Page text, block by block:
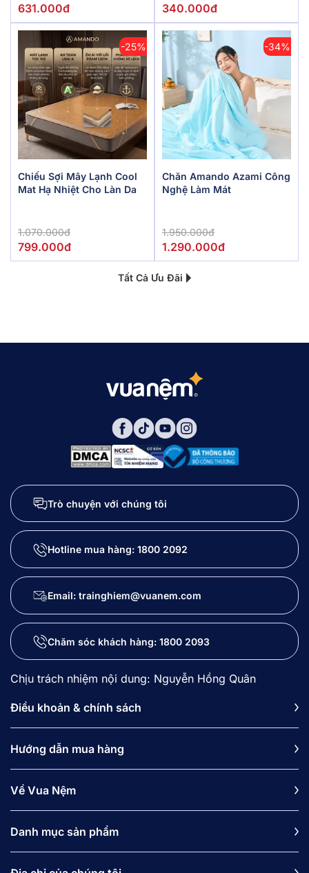
631.000đ 340.000đ
-25%
Chiếu Sợi Mây Lạnh Cool
Mat Hạ Nhiệt Cho Làn Da
1.070.000đ
799.000đ
-34%
Chăn Amando Azami Công
Nghệ Làm Mát
1.950.000đ
1.290.000đ
Tất Cả Ưu Đãi
Trò chuyện với chúng tôi
Hotline mua hàng: 1800 2092
Email: trainghiem@vuanem.com
Chăm sóc khách hàng: 1800 2093
Chịu trách nhiệm nội dung: Nguyễn Hồng Quân
Điều khoản & chính sách
Hướng dẫn mua hàng
Về Vua Nệm
Danh mục sản phẩm